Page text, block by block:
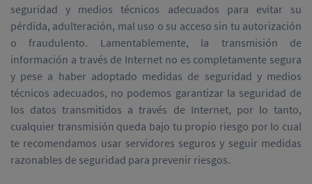
seguridad y medios técnicos adecuados para evitar su
pérdida, adulteración, mal uso o su acceso sin tu autorización
o fraudulento. Lamentablemente, la transmisión de
información a través de Internet no es completamente segura
y pese a haber adoptado medidas de seguridad y medios
técnicos adecuados, no podemos garantizar la seguridad de
los datos transmitidos a través de Internet, por lo tanto,
cualquier transmisión queda bajo tu propio riesgo por lo cual
te recomendamos usar servidores seguros y seguir medidas
razonables de seguridad para prevenir riesgos.